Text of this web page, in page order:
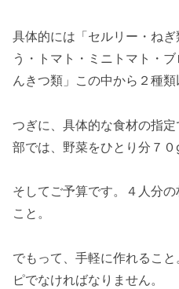
具体的には「セルリー・ね
う・トマト・ミニトマト・
んきつ類」この中から２種類
つぎに、具体的な食材の指
部では、野菜をひとり分７０
そしてご予算です。４人分
こと。
でもって、手軽に作れるこ
ピでなければなりません。